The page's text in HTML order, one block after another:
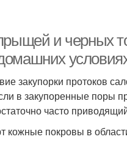
и черных
закупорки протоков
в закупоренные поры
часто
покровы в